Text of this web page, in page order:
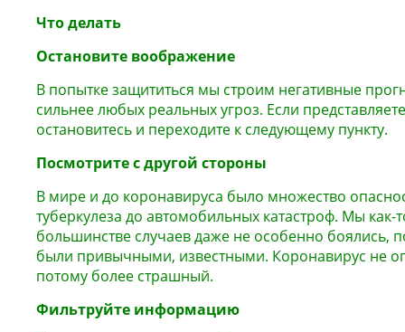
Что делать
Остановите воображение
В попытке защититься мы строим негативные
сильнее любых реальных угроз. Если
остановитесь и переходите к следующему пункту.
Посмотрите с другой стороны
В мире и до коронавируса было множество
туберкулеза до автомобильных катастроф. Мы как-
большинстве случаев даже не особенно боялись,
были привычными, известными. Коронавирус не
потому более страшный.
Фильтруйте информацию